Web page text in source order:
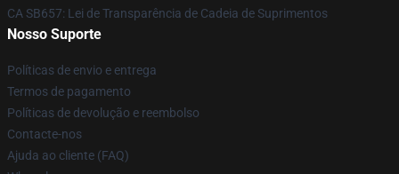
CA SB657: Lei de Transparência de Cadeia de Suprimentos
Nosso Suporte
Políticas de envio e entrega
Termos de pagamento
Políticas de devolução e reembolso
Contacte-nos
Ajuda ao cliente (FAQ)